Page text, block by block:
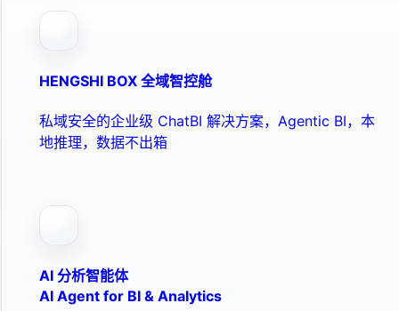
HENGSHI BOX 全域智控舱
私域安全的企业级 ChatBI 解决方案，Agentic BI，本
地推理，数据不出箱
AI 分析智能体
AI Agent for BI & Analytics